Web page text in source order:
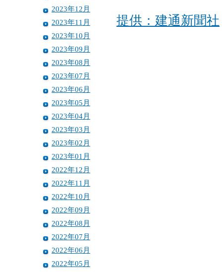
2023年12月
2023年11月
2023年10月
2023年09月
2023年08月
2023年07月
2023年06月
2023年05月
2023年04月
2023年03月
2023年02月
2023年01月
2022年12月
2022年11月
2022年10月
2022年09月
2022年08月
2022年07月
2022年06月
2022年05月
提供：建通新聞社